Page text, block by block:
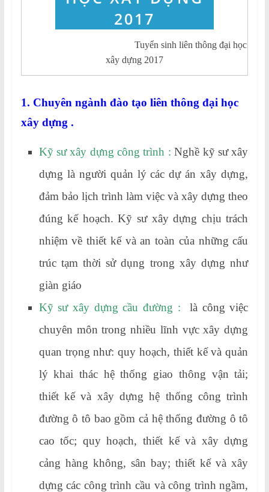
Tuyển sinh liên thông đại học
xây dựng 2017
1. Chuyên ngành đào tạo liên thông đại học
xây dựng .
Kỹ sư xây dựng công trình : Nghề kỹ sư xây
dựng là người quản lý các dự án xây dựng,
đảm bảo lịch trình làm việc và xây dựng theo
đúng kế hoạch. Kỹ sư xây dựng chịu trách
nhiệm về thiết kế và an toàn của những cấu
trúc tạm thời sử dụng trong xây dựng như
giàn giáo
Kỹ sư xây dựng cầu đường : là công việc
chuyên môn trong nhiều lĩnh vực xây dựng
quan trọng như: quy hoạch, thiết kế và quản
lý khai thác hệ thống giao thông vận tải;
thiết kế và xây dựng hệ thống công trình
đường ô tô bao gồm cả hệ thống đường ô tô
cao tốc; quy hoạch, thiết kế và xây dựng
cảng hàng không, sân bay; thiết kế và xây
dựng các công trình cầu và công trình ngầm,